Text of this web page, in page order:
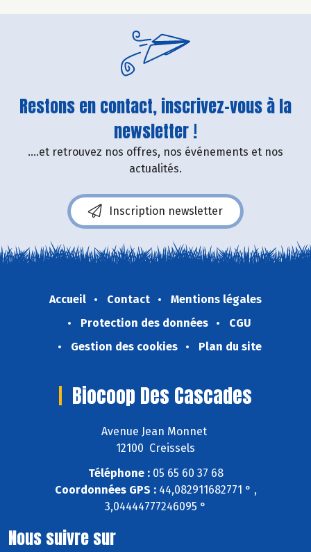
Restons en contact, inscrivez-vous à la
newsletter !
....et retrouvez nos offres, nos événements et nos
actualités.
Inscription newsletter
Accueil Contact
Mentions légales
Protection des données
CGU
Gestion des cookies
Plan du site
Biocoop Des Cascades
Avenue Jean Monnet
12100 Creissels
Téléphone :05 65 60 37 68
Coordonnées GPS :44,082911682771 ° ,
3,04444777246095 °
Nous suivre sur